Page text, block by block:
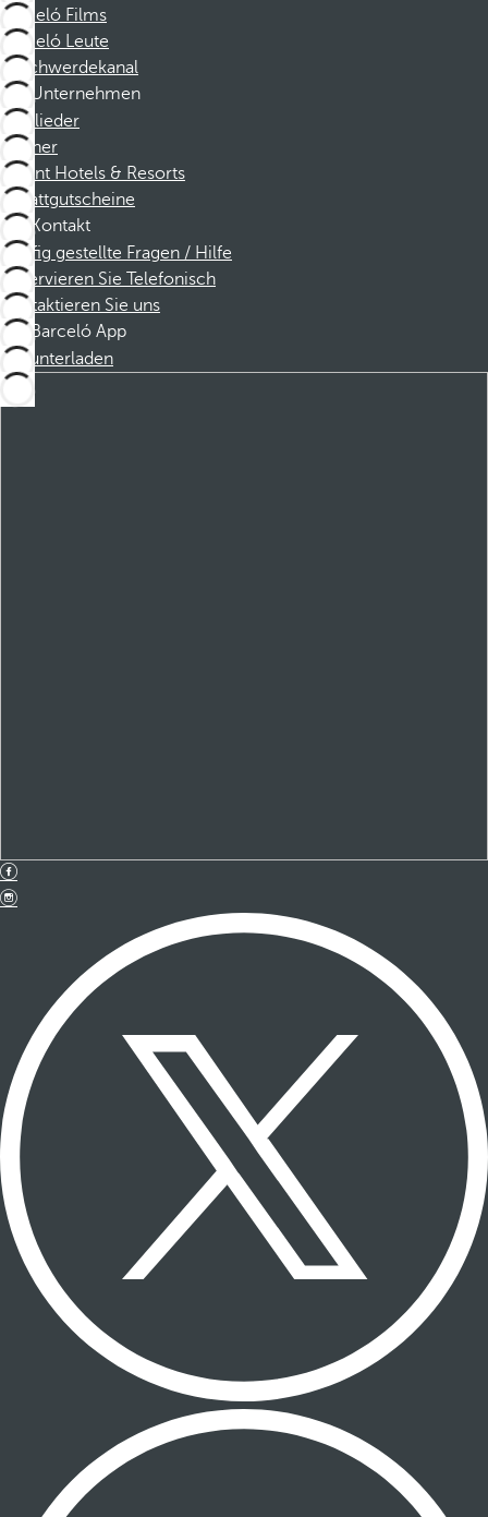
Barceló Films
Barceló Leute
Beschwerdekanal
Unternehmen
Mitglieder
Partner
Dorint Hotels & Resorts
Rabattgutscheine
Kontakt
Häufig gestellte Fragen / Hilfe
Reservieren Sie Telefonisch
Kontaktieren Sie uns
Barceló App
Herunterladen